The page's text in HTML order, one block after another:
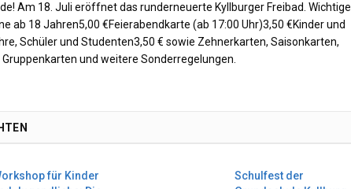
Am 18. Juli eröffnet das runderneuerte Kyllburger Freibad. Wichtige
ab 18 Jahren5,00 €Feierabendkarte (ab 17:00 Uhr)3,50 €Kinder und
Schüler und Studenten3,50 € sowie Zehnerkarten, Saisonkarten,
und weitere Sonderregelungen.
für Kinder
Schulfest der